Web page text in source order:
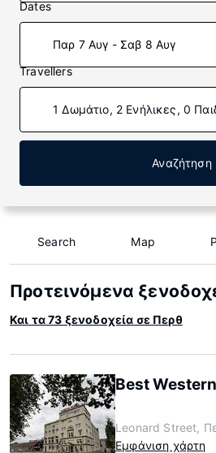
Dates
Παρ 7 Αυγ - Σαβ 8 Αυγ
Travellers
1 Δωμάτιο, 2 Ενήλικες, 0
Αναζήτηση
Search Map
Προτεινόμενα
Και τα 73 ξενοδοχεία σε Περθ
Best
Leonard Street,
Εμφάνιση χάρτη